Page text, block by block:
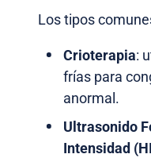
Los tipos
Crioterapia:
frías para
anormal.
Ultrasonido
Intensidad